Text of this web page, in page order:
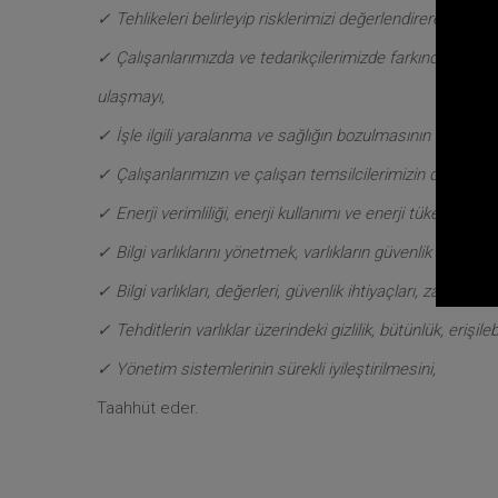
✓ Tehlikeleri belirleyip risklerimizi değerlendirerek
✓ Çalışanlarımızda ve tedarikçilerimizde farkındalığı
ulaşmayı,
✓ İşle ilgili yaralanma ve sağlığın bozulmasının
✓ Çalışanlarımızın ve çalışan temsilcilerimizin danışma
✓ Enerji verimliliği, enerji kullanımı ve enerji tüketimine
✓ Bilgi varlıklarını yönetmek, varlıkların güvenlik
✓ Bilgi varlıkları, değerleri, güvenlik ihtiyaçları,
✓ Tehditlerin varlıklar üzerindeki gizlilik, bütünlük,
✓ Yönetim sistemlerinin sürekli iyileştirilmesini,
Taahhüt eder.